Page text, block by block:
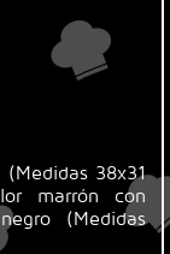
38x31
marrón con
(Medidas